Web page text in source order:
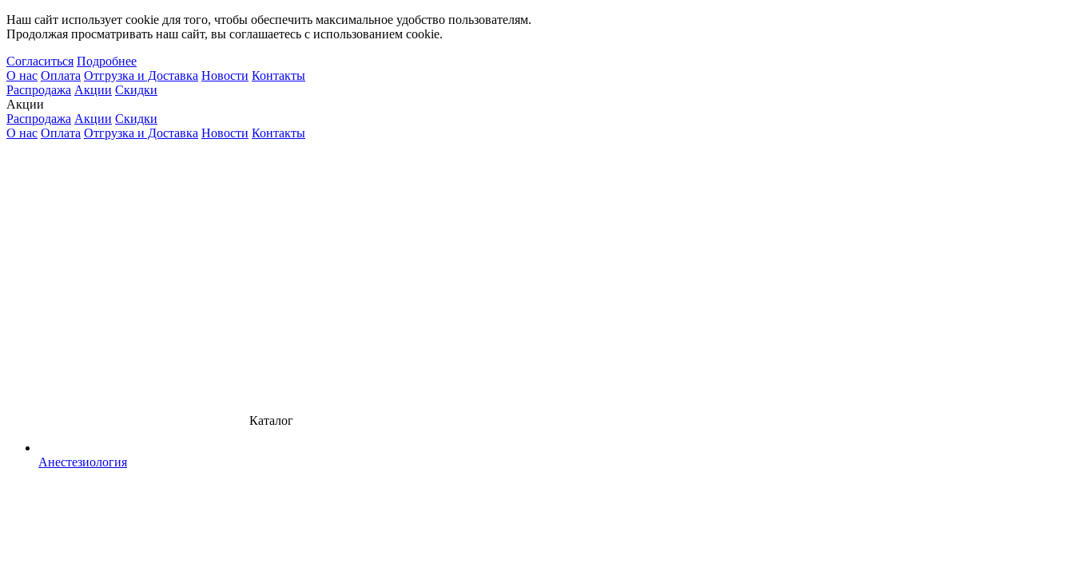
Наш сайт использует cookie для того, чтобы обеспечить максимальное удобство пользователям.
Продолжая просматривать наш сайт, вы соглашаетесь с использованием cookie.
Согласиться Подробнее
О нас Оплата Отгрузка и Доставка Новости Контакты
Распродажа Акции Скидки
Акции
Распродажа Акции Скидки
О нас Оплата Отгрузка и Доставка Новости Контакты
Каталог
Анестезиология